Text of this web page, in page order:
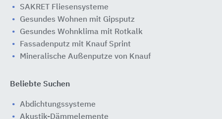
SAKRET Fliesensysteme
Gesundes Wohnen mit Gipsputz
Gesundes Wohnklima mit Rotkalk
Fassadenputz mit Knauf Sprint
Mineralische Außenputze von Knauf
Beliebte Suchen
Abdichtungssysteme
Akustik-Dämmelemente